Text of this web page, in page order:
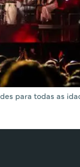
para todas as